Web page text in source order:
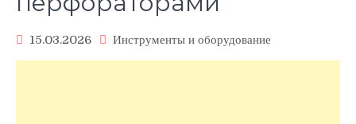
15.03.2026 Инструменты и оборудование